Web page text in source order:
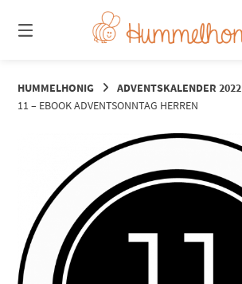
zum
Inhalt
HUMMELHONIG
ADVENTSKALENDER 2022
11 – EBOOK ADVENTSONNTAG HERREN